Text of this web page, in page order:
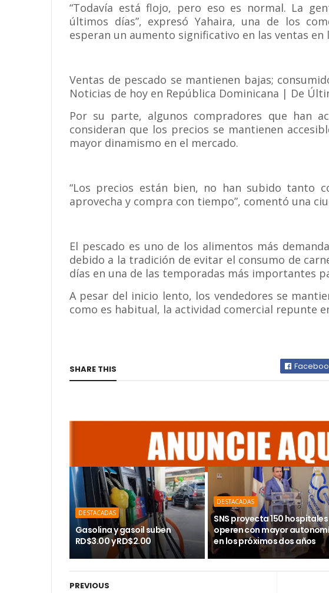
“Todavía está flojo, pero eso es normal. La
últimos días”, expresó Yahaira, una de los
esperan un aumento significativo en las ventas en
Ventas de pescado se mantienen bajas;
Noticias de hoy en República Dominicana | De
Por su parte, algunos compradores que han
consideran que los precios se mantienen
mayor dinamismo en el mercado.
“Los precios están bien, no han subido tanto
aprovecha y compra con tiempo”, comentó una
El pescado es uno de los alimentos más
debido a la tradición de evitar el consumo de
días en una de las temporadas más importantes
A pesar del inicio lento, los vendedores se
como es habitual, la actividad comercial repunte
SHARE THIS
DESTACADAS
Gasolina y gasoil suben
RD$3.00 y RD$2.00
DESTACADAS
SNS proyecta 150 hospitales
operen con mayor
en los próximos dos años
PREVIOUS